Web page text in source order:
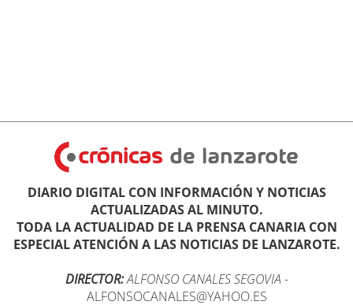
DIARIO DIGITAL CON INFORMACIÓN Y NOTICIAS
ACTUALIZADAS AL MINUTO.
TODA LA ACTUALIDAD DE LA PRENSA CANARIA CON
ESPECIAL ATENCIÓN A LAS NOTICIAS DE LANZAROTE.
DIRECTOR:ALFONSO CANALES SEGOVIA -
ALFONSOCANALES@YAHOO.ES